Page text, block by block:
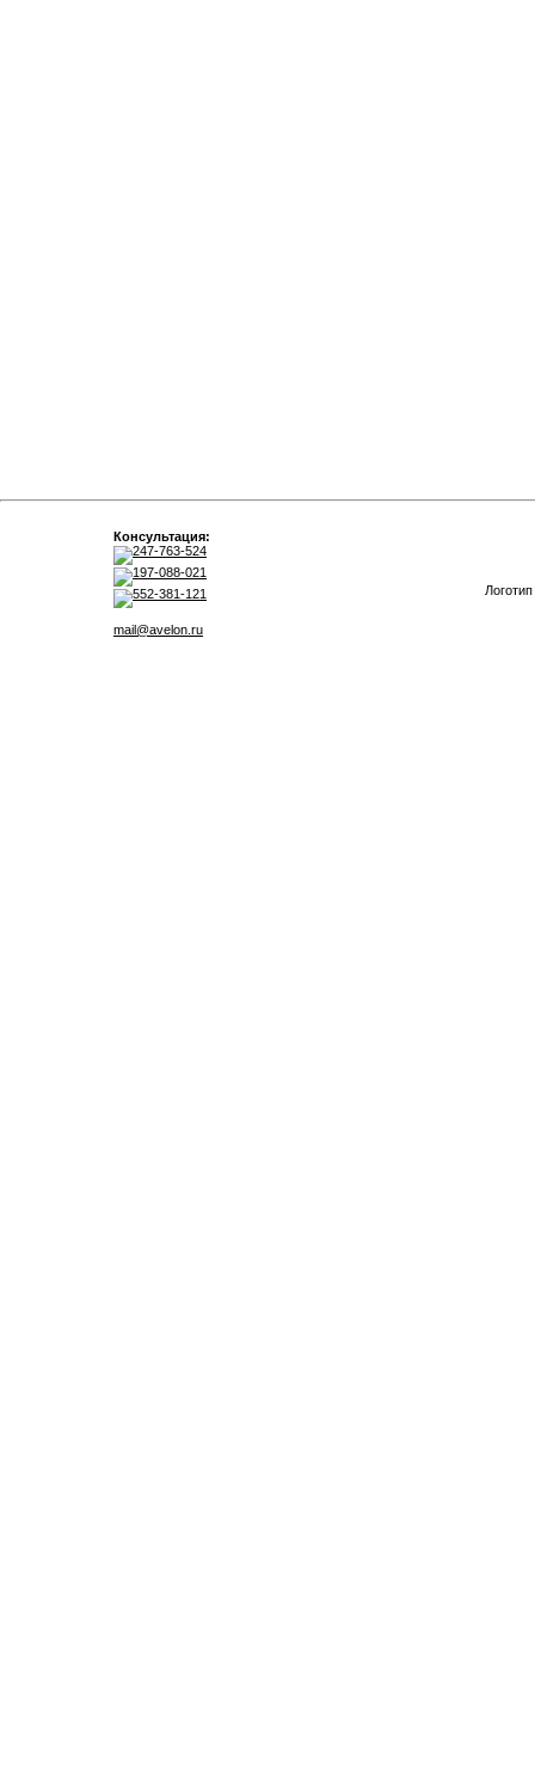
Консультация:
247-763-524
197-088-021
552-381-121
mail@avelon.ru